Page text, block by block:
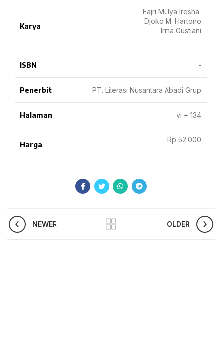
Karya
Fajri Mulya Iresha
Djoko M. Hartono
Irma Gustiani
ISBN -
Penerbit PT. Literasi Nusantara Abadi Grup
Halaman vi + 134
Harga
Rp 52.000
NEWER OLDER